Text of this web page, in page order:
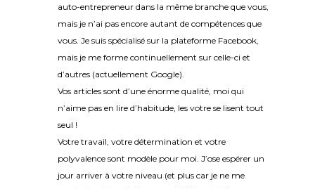
auto-entrepreneur dans la même branche que vous,
mais je n’ai pas encore autant de compétences que
vous. Je suis spécialisé sur la plateforme Facebook,
mais je me forme continuellement sur celle-ci et
d’autres (actuellement Google).
Vos articles sont d’une énorme qualité, moi qui
n’aime pas en lire d’habitude, les votre se lisent tout
seul !
Votre travail, votre détermination et votre
polyvalence sont modèle pour moi. J’ose espérer un
jour arriver à votre niveau (et plus car je ne me